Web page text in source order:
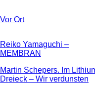
Vor Ort
Reiko Yamaguchi –
MEMBRAN
Martin Schepers. Im
Dreieck – Wir verdunsten